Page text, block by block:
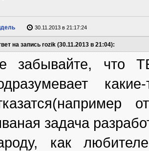
30.11.2013 в 21:17:24
на запись rozik (30.11.2013 в 21:04):
забывайте, что
задача
как